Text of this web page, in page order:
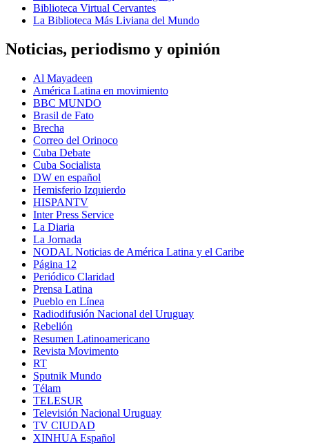
Biblioteca Virtual Cervantes
La Biblioteca Más Liviana del Mundo
Noticias, periodismo y opinión
Al Mayadeen
América Latina en movimiento
BBC MUNDO
Brasil de Fato
Brecha
Correo del Orinoco
Cuba Debate
Cuba Socialista
DW en español
Hemisferio Izquierdo
HISPANTV
Inter Press Service
La Diaria
La Jornada
NODAL Noticias de América Latina y el Caribe
Página 12
Periódico Claridad
Prensa Latina
Pueblo en Línea
Radiodifusión Nacional del Uruguay
Rebelión
Resumen Latinoamericano
Revista Movimento
RT
Sputnik Mundo
Télam
TELESUR
Televisión Nacional Uruguay
TV CIUDAD
XINHUA Español